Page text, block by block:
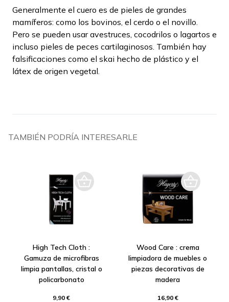
Generalmente el cuero es de pieles de grandes
mamíferos: como los bovinos, el cerdo o el novillo.
Pero se pueden usar avestruces, cocodrilos o lagartos e
incluso pieles de peces cartilaginosos. También hay
falsificaciones como el skai hecho de plástico y el
látex de origen vegetal.
TAMBIÉN PODRÍA INTERESARLE
High Tech Cloth :
Gamuza de microfibras
limpia pantallas, cristal o
policarbonato
9,90 €
Wood Care : crema
limpiadora de muebles o
piezas decorativas de
madera
16,90 €